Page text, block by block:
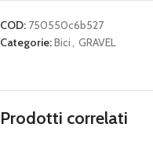
COD: 750550c6b527
Categorie:Bici, GRAVEL
Prodotti correlati